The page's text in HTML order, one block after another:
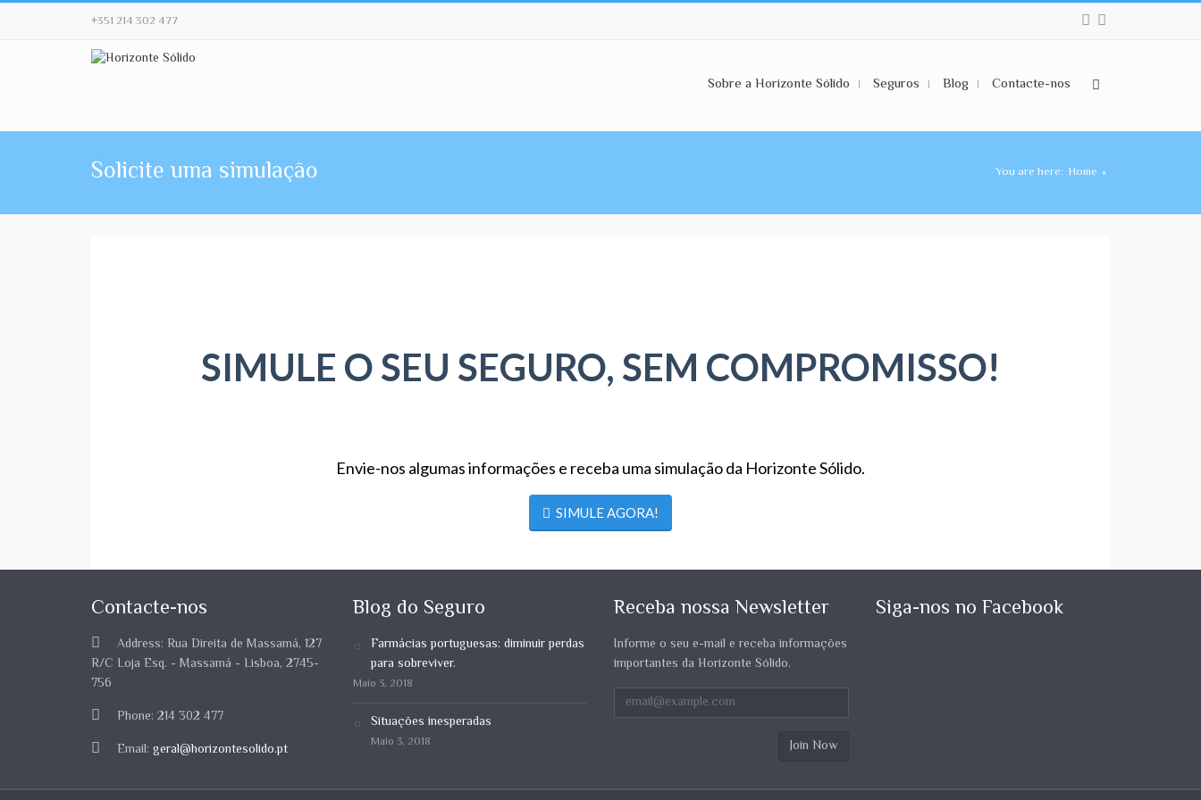
+351 214 302 477
Sobre a Horizonte Sólido Seguros Blog Contacte-nos
Solicite uma simulação You are here: Home »
SIMULE O SEU SEGURO, SEM COMPROMISSO!
Envie-nos algumas informações e receba uma simulação da Horizonte Sólido.
SIMULE AGORA!
Contacte-nos
Address: Rua Direita de Massamá, 127
R/C Loja Esq. - Massamá - Lisboa, 2745-
756
Phone: 214 302 477
Email: geral@horizontesolido.pt
Blog do Seguro
Farmácias portuguesas: diminuir perdas
para sobreviver.
Maio 3, 2018
Situações inesperadas
Maio 3, 2018
Receba nossa Newsletter
Informe o seu e-mail e receba informações
importantes da Horizonte Sólido.
Siga-nos no Facebook